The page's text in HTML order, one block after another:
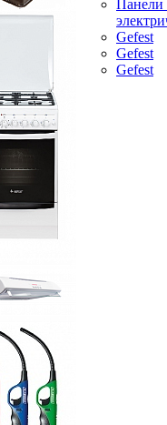
Панели
Gefest
Gefest
Gefest